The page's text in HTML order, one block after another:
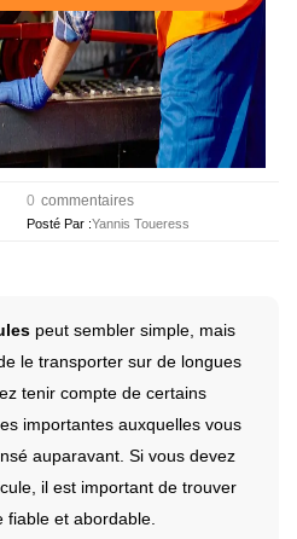
Posté Par :Yannis Toueress
0 commentaires
peut sembler simple, mais
le transporter sur de longues
tenir compte de certains
importantes auxquelles vous
auparavant. Si vous devez
il est important de trouver
fiable et abordable.